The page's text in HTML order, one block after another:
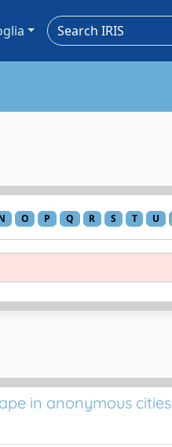
O P Q R S T U
in anonymous cities